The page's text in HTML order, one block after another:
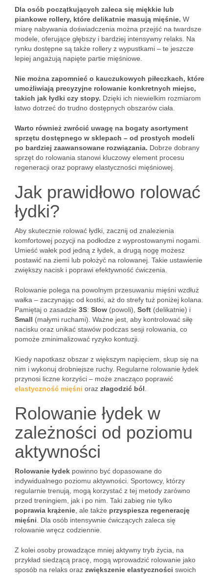
Dla osób początkujących zaleca się miękkie lub
piankowe rollery, które delikatnie masują mięśnie. W
miarę nabywania doświadczenia można przejść na twardsze
modele, oferujące głębszy i bardziej intensywny relaks. Na
rynku dostępne są także rollery z wypustkami – te jeszcze
lepiej angażują napięte partie mięśniowe.
Nie można zapomnieć o kauczukowych piłeczkach, które
umożliwiają precyzyjne rolowanie konkretnych miejsc,
takich jak łydki czy stopy. Dzięki ich niewielkim rozmiarom
łatwo dotrzeć do trudno dostępnych obszarów ciała.
Warto również zwrócić uwagę na bogaty asortyment
sprzętu dostępnego w sklepach – od prostych modeli
po bardziej zaawansowane rozwiązania. Dobrze dobrany
sprzęt do rolowania stanowi kluczowy element procesu
regeneracji oraz poprawy elastyczności mięśniowej.
Jak prawidłowo rolować
łydki?
Aby skutecznie rolować łydki, zacznij od znalezienia
komfortowej pozycji na podłodze z wyprostowanymi nogami.
Umieść wałek pod jedną z łydek, a drugą nogę możesz
postawić na ziemi lub położyć na rolowanej. Takie ustawienie
zwiększy nacisk i poprawi efektywność ćwiczenia.
Rolowanie polega na powolnym przesuwaniu mięśni wzdłuż
wałka – zaczynając od kostki, aż do strefy tuż poniżej kolana.
Pamiętaj o zasadzie 3S: Slow (powoli), Soft (delikatnie) i
Small (małymi ruchami). Ważne jest, aby kontrolować siłę
nacisku oraz unikać stawów podczas sesji rolowania, co
pomoże zminimalizować ryzyko kontuzji.
Kiedy napotkasz obszar z większym napięciem, skup się na
nim i wykonuj drobniejsze ruchy. Regularne rolowanie łydek
przynosi liczne korzyści – może znacząco poprawić
elastyczność mięśni oraz złagodzić ból
Rolowanie łydek w
zależności od poziomu
aktywności
Rolowanie łydek powinno być dopasowane do
indywidualnego poziomu aktywności. Sportowcy, którzy
regularnie trenują, mogą korzystać z tej metody zarówno
przed treningiem, jak i po nim. Taki zabieg nie tylko
poprawia krążenie , ale także przyspiesza regenerację
mięśni . Dla osób intensywnie ćwiczących zaleca się
rolowanie wręcz codziennie.
Z kolei osoby prowadzące mniej aktywny tryb życia, na
przykład siedzącą pracę, mogą wprowadzić rolowanie jako
sposób na relaks oraz zwiększenie elastyczności swoich